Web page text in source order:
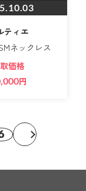
ティエ
ネックレス
価格
円